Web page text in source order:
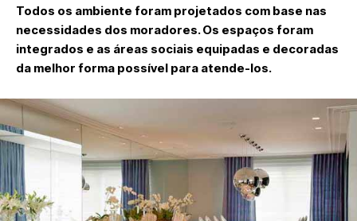
Todos os ambiente foram projetados com base nas
necessidades dos moradores. Os espaços foram
integrados e as áreas sociais equipadas e decoradas
da melhor forma possível para atende-los.